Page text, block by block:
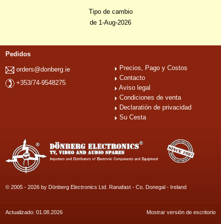
Tipo de cambio
de 1-Aug-2026
Pedidos
orders@donberg.ie
+353/74-9548275
Precios, Pago y Costos
Contacto
Aviso legal
Condiciones de venta
Declaratión de privacidad
Su Cesta
© 2005 - 2026 by Dönberg Electronics Ltd. Ranafast - Co. Donegal - Ireland
Actualizado: 01.08.2026 Mostrar versión de escritorio